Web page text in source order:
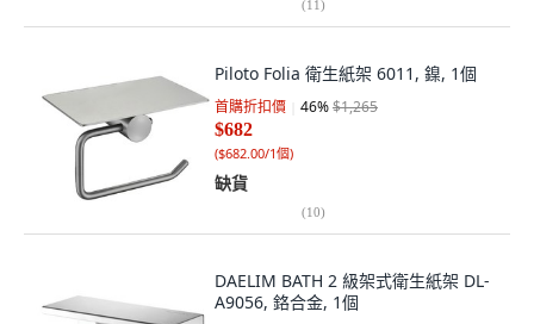
(11)
Piloto Folia 衛生紙架 6011, 鎳, 1個
首購折扣價 46%$1,265
$682
($682.00/1個)
缺貨
(10)
DAELIM BATH 2 級架式衛生紙架 DL-
A9056, 鉻合金, 1個